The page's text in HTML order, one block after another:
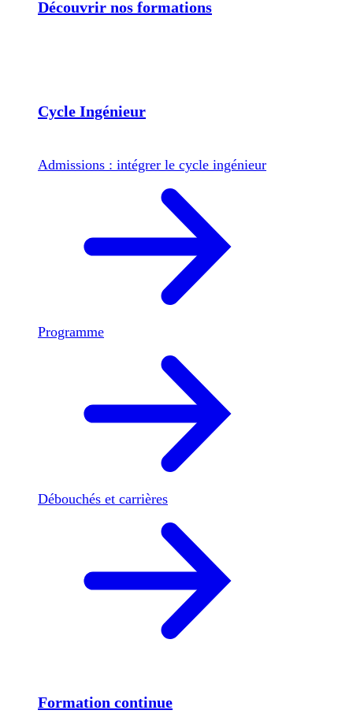
Découvrir nos formations
Cycle Ingénieur
Admissions : intégrer le cycle ingénieur
Programme
Débouchés et carrières
Formation continue